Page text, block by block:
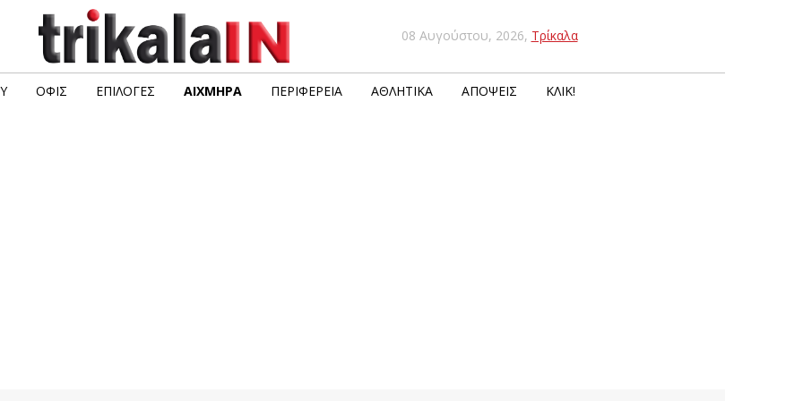
08 Αυγούστου, 2026, Τρίκαλα
ΟΦΙΣ ΕΠΙΛΟΓΈΣ ΑΙΧΜΗΡΆ ΠΕΡΙΦΈΡΕΙΑ ΑΘΛΗΤΙΚΆ ΑΠΌΨΕΙΣ ΚΛΙΚ!